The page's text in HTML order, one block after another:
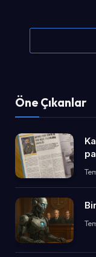
Öne Çıkanlar